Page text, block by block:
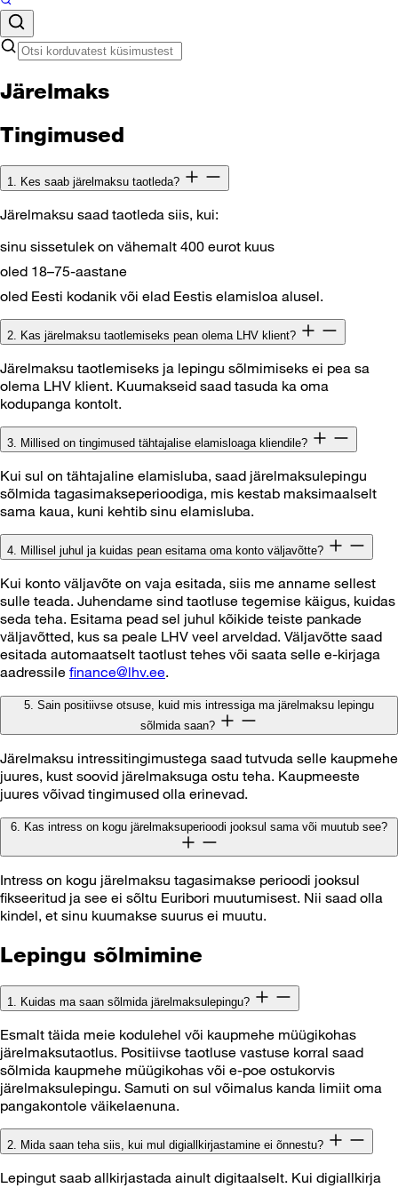
Järelmaks
Tingimused
1. Kes saab järelmaksu taotleda?
Järelmaksu saad taotleda siis, kui:
sinu sissetulek on vähemalt 400 eurot kuus
oled 18–75-aastane
oled Eesti kodanik või elad Eestis elamisloa alusel.
2. Kas järelmaksu taotlemiseks pean olema LHV klient?
Järelmaksu taotlemiseks ja lepingu sõlmimiseks ei pea sa
olema LHV klient. Kuumakseid saad tasuda ka oma
kodupanga kontolt.
3. Millised on tingimused tähtajalise elamisloaga kliendile?
Kui sul on tähtajaline elamisluba, saad järelmaksulepingu
sõlmida tagasimakseperioodiga, mis kestab maksimaalselt
sama kaua, kuni kehtib sinu elamisluba.
4. Millisel juhul ja kuidas pean esitama oma konto väljavõtte?
Kui konto väljavõte on vaja esitada, siis me anname sellest
sulle teada. Juhendame sind taotluse tegemise käigus, kuidas
seda teha. Esitama pead sel juhul kõikide teiste pankade
väljavõtted, kus sa peale LHV veel arveldad. Väljavõtte saad
esitada automaatselt taotlust tehes või saata selle e-kirjaga
aadressile finance@lhv.ee.
5. Sain positiivse otsuse, kuid mis intressiga ma järelmaksu lepingu
sõlmida saan?
Järelmaksu intressitingimustega saad tutvuda selle kaupmehe
juures, kust soovid järelmaksuga ostu teha. Kaupmeeste
juures võivad tingimused olla erinevad.
6. Kas intress on kogu järelmaksuperioodi jooksul sama või muutub see?
Intress on kogu järelmaksu tagasimakse perioodi jooksul
fikseeritud ja see ei sõltu Euribori muutumisest. Nii saad olla
kindel, et sinu kuumakse suurus ei muutu.
Lepingu sõlmimine
1. Kuidas ma saan sõlmida järelmaksulepingu?
Esmalt täida meie kodulehel või kaupmehe müügikohas
järelmaksutaotlus. Positiivse taotluse vastuse korral saad
sõlmida kaupmehe müügikohas või e-poe ostukorvis
järelmaksulepingu. Samuti on sul võimalus kanda limiit oma
pangakontole väikelaenuna.
2. Mida saan teha siis, kui mul digiallkirjastamine ei õnnestu?
Lepingut saab allkirjastada ainult digitaalselt. Kui digiallkirja